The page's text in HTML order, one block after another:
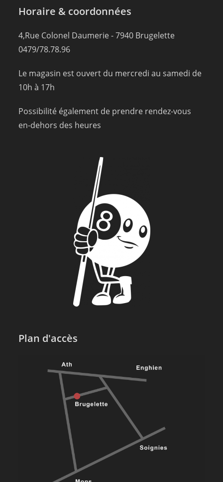
Horaire & coordonnées
4,Rue Colonel Daumerie - 7940 Brugelette
0479/78.78.96
Le magasin est ouvert du mercredi au samedi de
10h à 17h
Possibilité également de prendre rendez-vous
en-dehors des heures
Plan d'accès